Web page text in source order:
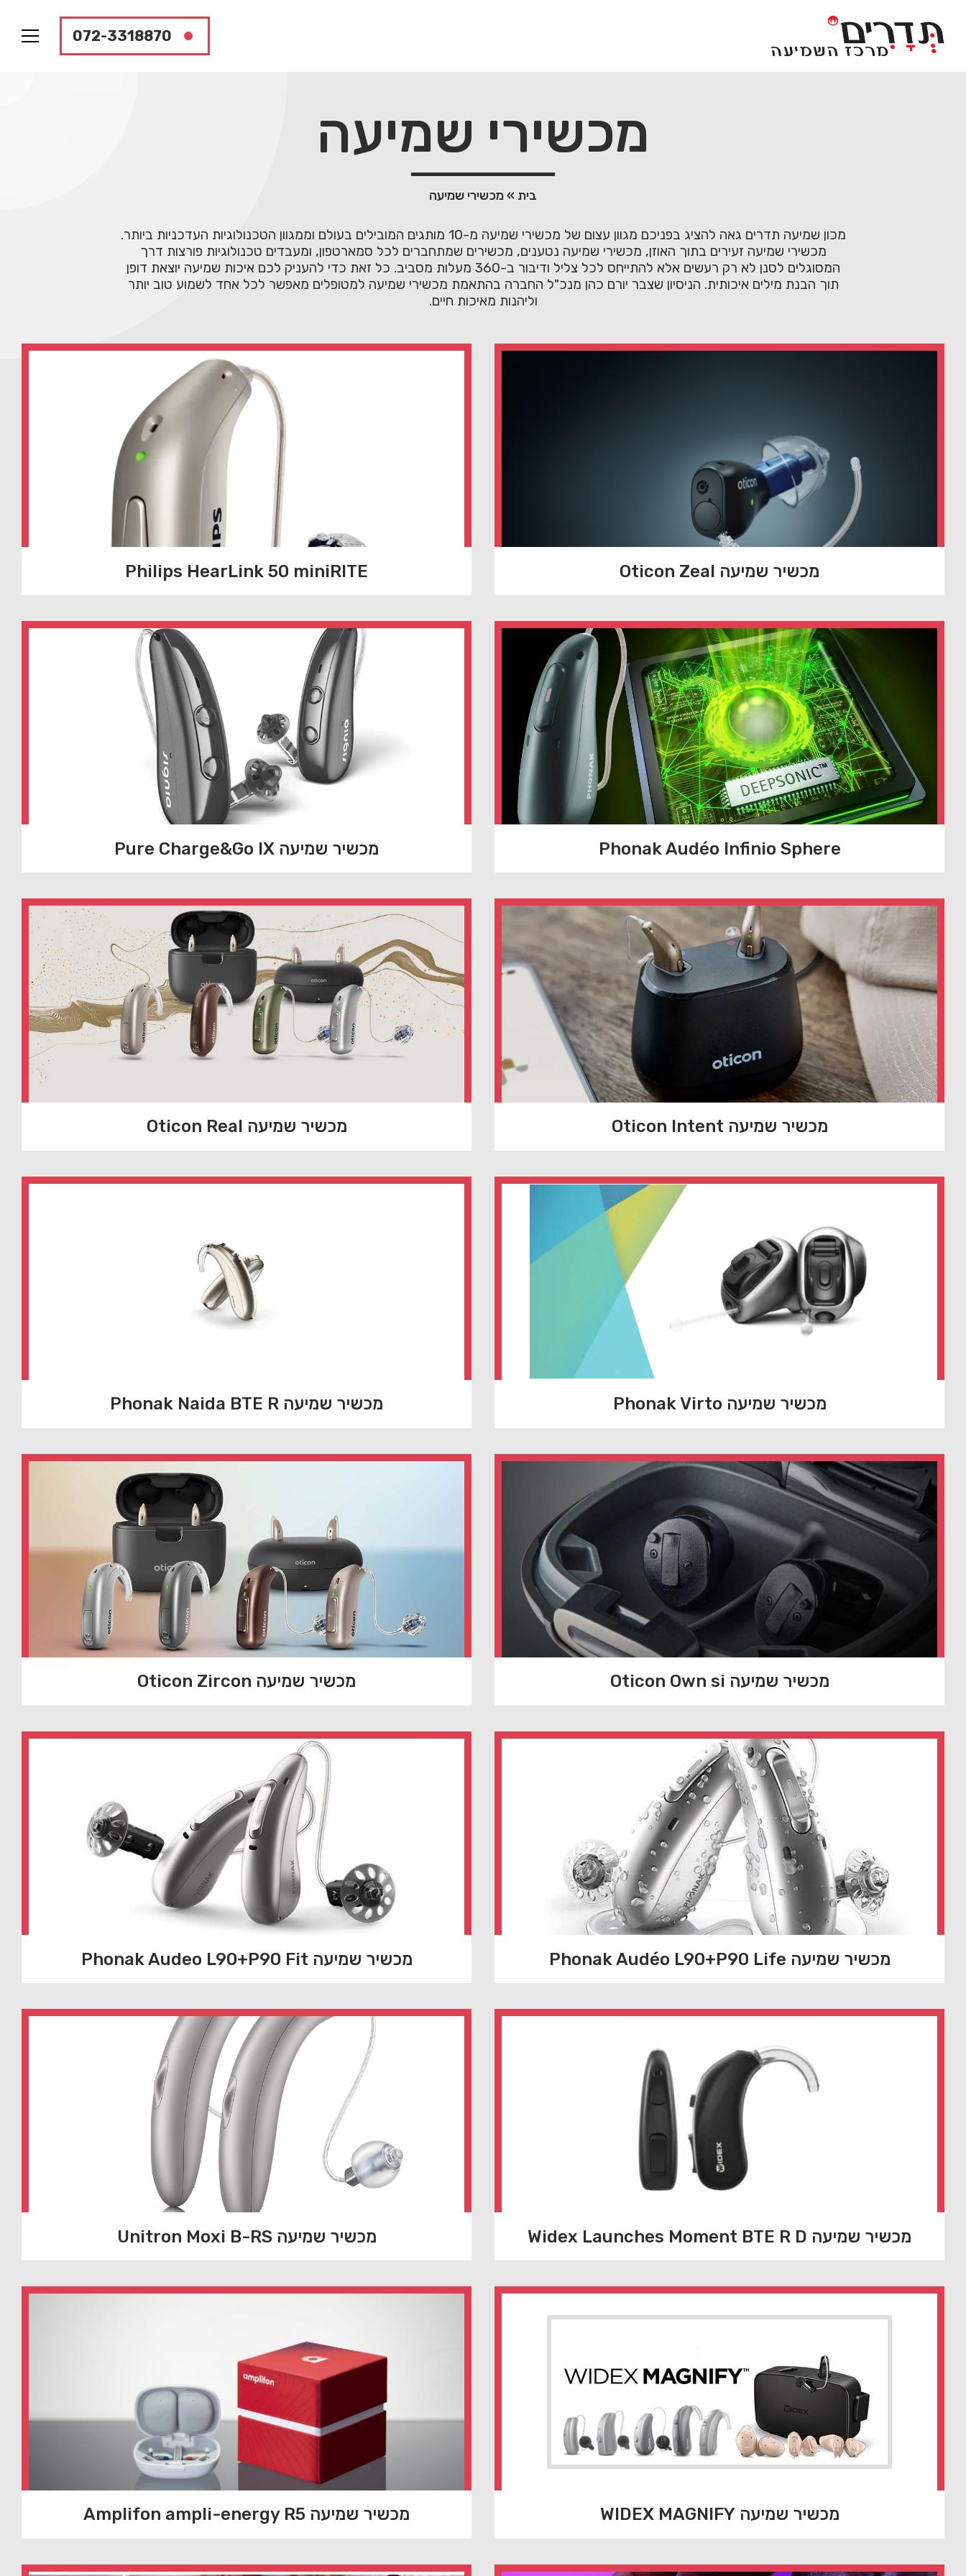
content
072-3318870
מכשירי שמיעה
בית »מכשירי שמיעה
מכון שמיעה תדרים גאה להציג בפניכם מגוון עצום של מכשירי שמיעה מ-10 מותגים המובילים בעולם וממגוון הטכנולוגיות העדכניות ביותר.
מכשירי שמיעה זעירים בתוך האוזן, מכשירי שמיעה נטענים, מכשירים שמתחברים לכל סמארטפון, ומעבדים טכנולוגיות פורצות דרך
המסוגלים לסנן לא רק רעשים אלא להתייחס לכל צליל ודיבור ב-360 מעלות מסביב. כל זאת כדי להעניק לכם איכות שמיעה יוצאת דופן
תוך הבנת מילים איכותית. הניסיון שצבר יורם כהן מנכ"ל החברה בהתאמת מכשירי שמיעה למטופלים מאפשר לכל אחד לשמוע טוב יותר
וליהנות מאיכות חיים.
מכשיר שמיעה Oticon Zeal Philips HearLink 50 miniRITE
Phonak Audéo Infinio Sphere מכשיר שמיעה Pure Charge&Go IX
מכשיר שמיעה Oticon Intent מכשיר שמיעה Oticon Real
מכשיר שמיעה Phonak Virto מכשיר שמיעה Phonak Naida BTE R
מכשיר שמיעה Oticon Own si מכשיר שמיעה Oticon Zircon
מכשיר שמיעה Phonak Audéo L90+P90 Life מכשיר שמיעה Phonak Audeo L90+P90 Fit
מכשיר שמיעה Widex Launches Moment BTE R D מכשיר שמיעה Unitron Moxi B-RS
מכשיר שמיעה WIDEX MAGNIFY מכשיר שמיעה Amplifon ampli-energy R5